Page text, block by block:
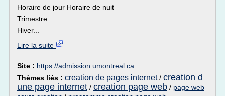
Horaire de jour Horaire de nuit
Trimestre
Hiver...
Lire la suite
Site : https://admission.umontreal.ca
Thèmes liés : creation de pages internet/ creation d
une page internet / creation page web / page web